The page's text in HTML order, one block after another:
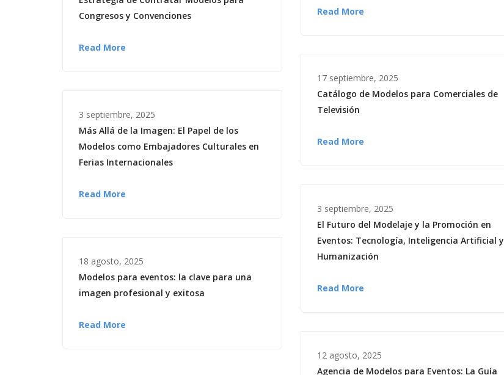
Read More
Congresos y Convenciones
Read More
17 septiembre, 2025
Catálogo de Modelos para Comerciales de
Televisión
Read More
3 septiembre, 2025
Más Allá de la Imagen: El Papel de los
Modelos como Embajadores Culturales en
Ferias Internacionales
Read More
3 septiembre, 2025
El Futuro del Modelaje y la Promoción en
Eventos: Tecnología, Inteligencia Artificial y
Humanización
Read More
18 agosto, 2025
Modelos para eventos: la clave para una
imagen profesional y exitosa
Read More
12 agosto, 2025
Agencia de Modelos para Eventos: La Guía